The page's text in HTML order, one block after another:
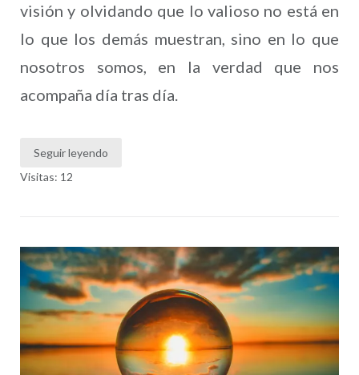
visión y olvidando que lo valioso no está en
lo que los demás muestran, sino en lo que
nosotros somos, en la verdad que nos
acompaña día tras día.
Seguir leyendo
Visitas: 12